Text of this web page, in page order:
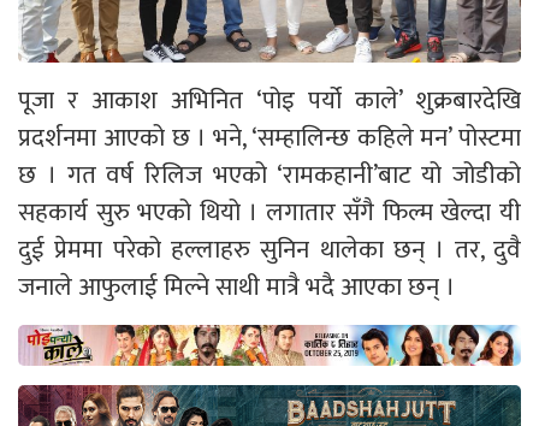
पूजा र आकाश अभिनित ‘पोइ पर्यो काले’ शुक्रबारदेखि
प्रदर्शनमा आएको छ । भने, ‘सम्हालिन्छ कहिले मन’ पोस्टमा
छ । गत वर्ष रिलिज भएको ‘रामकहानी’बाट यो जोडीको
सहकार्य सुरु भएको थियो । लगातार सँगै फिल्म खेल्दा यी
दुई प्रेममा परेको हल्लाहरु सुनिन थालेका छन् । तर, दुवै
जनाले आफुलाई मिल्ने साथी मात्रै भदै आएका छन् ।